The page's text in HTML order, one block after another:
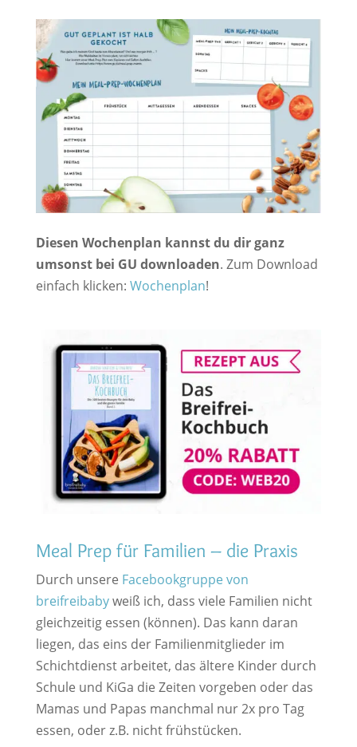
Diesen Wochenplan kannst du dir ganz
umsonst bei GU downloaden. Zum Download
einfach klicken: Wochenplan!
Meal Prep für Familien – die Praxis
Durch unsere Facebookgruppe von
breifreibabyweiß ich, dass viele Familien nicht
gleichzeitig essen (können). Das kann daran
liegen, das eins der Familienmitglieder im
Schichtdienst arbeitet, das ältere Kinder durch
Schule und KiGa die Zeiten vorgeben oder das
Mamas und Papas manchmal nur 2x pro Tag
essen, oder z.B. nicht frühstücken.